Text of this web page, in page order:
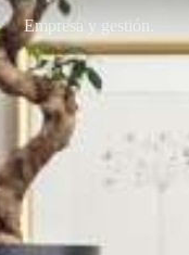
Empresa y gestión.